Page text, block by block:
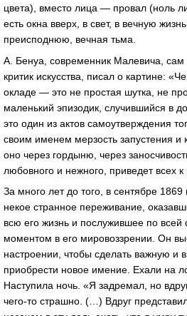
цвета), вместо лица — провал (ноль
есть окна вверх, в свет, в вечную
преисподнюю, вечная тьма.
А. Бенуа, современник Малевича, сам
критик искусства, писал о картине:
окладе — это не простая шутка, не
маленький эпизодик, случившийся в
это один из актов самоутверждения
своим именем мерзость запустения и
оно через гордыню, через
любовного и нежного, приведет всех к
За много лет до того, в сентябре
некое странное переживание,
всю его жизнь и послужившее по
моментом в его мировоззрении. Он
настроении, чтобы сделать важную и
приобрести новое имение. Ехали на
Наступила ночь. «Я задремал, но
чего-то страшно. (…) Вдруг